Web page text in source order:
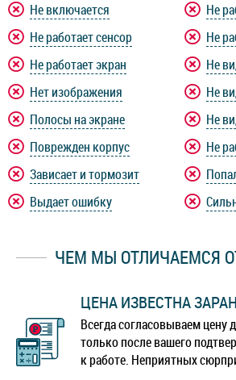
Не включается
Не работает сенсор
Не работает экран
Нет изображения
Полосы на экране
Поврежден корпус
Зависает и тормозит
Выдает ошибку
Не
Не
Не
Не
Не
Не
ЧЕМ МЫ ОТЛИЧАЕМСЯ
ЦЕНА ИЗВЕСТНА
Всегда согласовываем цену
только после вашего
к работе. Неприятных